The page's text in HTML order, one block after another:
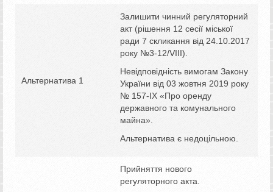
Альтернатива 1
Залишити чинний регуляторний
акт (рішення 12 сесії міської
ради 7 скликання від 24.10.2017
року №3-12/VІІІ).
Невідповідність вимогам Закону
України від 03 жовтня 2019 року
№ 157-ІХ «Про оренду
державного та комунального
майна».
Альтернатива є недоцільною.
Прийняття нового
регуляторного акта.